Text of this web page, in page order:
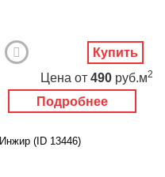
Подробнее
Цена от 490 руб.м2
Купить
Инжир (ID 13446)